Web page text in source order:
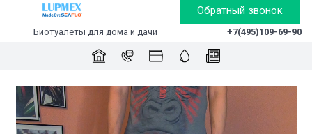
Обратный звонок
Биотуалеты для дома и дачи +7(495)109-69-90
Видеоплеер